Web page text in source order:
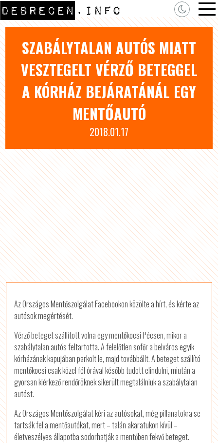
SZABÁLYTALAN AUTÓS MIATT
VESZTEGELT VÉRZŐ BETEGGEL
A KÓRHÁZ BEJÁRATÁNÁL EGY
MENTŐAUTÓ
2018.01.17
Az Országos Mentőszolgálat Facebookon közölte a hírt, és kérte az
autósok megértését.
Vérző beteget szállított volna egy mentőkocsi Pécsen, mikor a
szabálytalan autós feltartotta. A felelőtlen sofőr a belváros egyik
kórházának kapujában parkolt le, majd továbbállt. A beteget szállító
mentőkocsi csak közel fél órával később tudott elindulni, miután a
gyorsan kiérkező rendőröknek sikerült megtalálniuk a szabálytalan
autóst.
Az Országos Mentőszolgálat kéri az autósokat, még pillanatokra se
tartsák fel a mentőautókat, mert – talán akaratukon kívül –
életveszélyes állapotba sodorhatják a mentőben fekvő beteget.